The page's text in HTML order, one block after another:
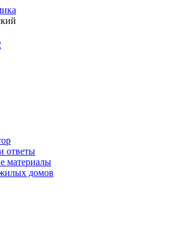
ответы
материалы
домов